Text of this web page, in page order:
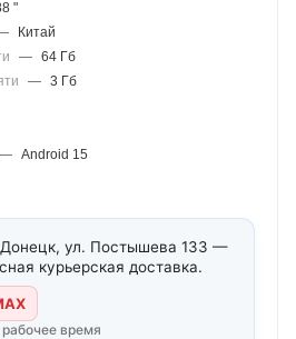
"
Китай
— 64 Гб
— 3 Гб
— Android 15
ул. Постышева 133 —
курьерская доставка.
время